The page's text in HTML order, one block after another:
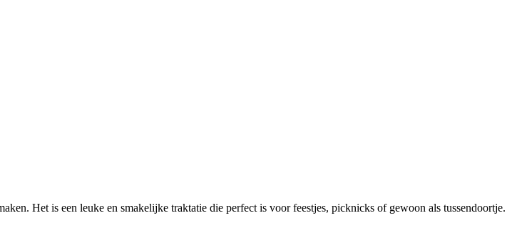
Het is een leuke en smakelijke traktatie die perfect is voor feestjes, picknicks of gewoon als tussendoortje.